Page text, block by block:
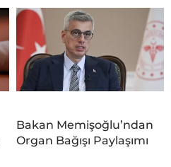
Bakan Memişoğlu’ndan
Organ Bağışı Paylaşımı